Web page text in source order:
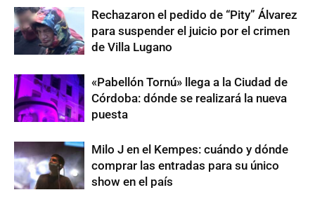
Rechazaron el pedido de “Pity” Álvarez
para suspender el juicio por el crimen
de Villa Lugano
«Pabellón Tornú» llega a la Ciudad de
Córdoba: dónde se realizará la nueva
puesta
Milo J en el Kempes: cuándo y dónde
comprar las entradas para su único
show en el país